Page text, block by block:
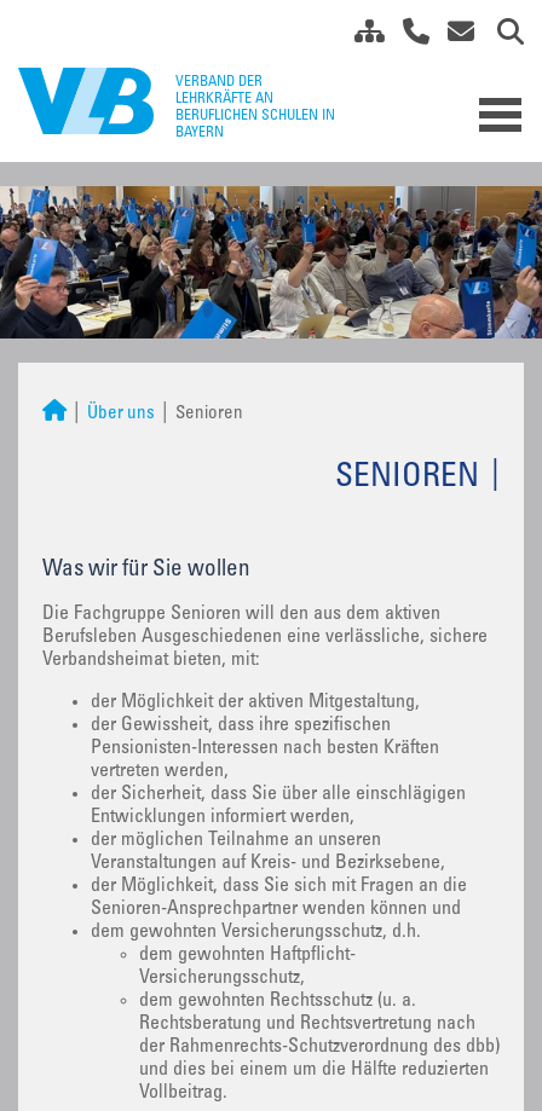
Über uns Senioren
SENIOREN
Was wir für Sie wollen
Die Fachgruppe Senioren will den aus dem aktiven
Berufsleben Ausgeschiedenen eine verlässliche, sichere
Verbandsheimat bieten, mit:
der Möglichkeit der aktiven Mitgestaltung,
der Gewissheit, dass ihre spezifischen
Pensionisten-Interessen nach besten Kräften
vertreten werden,
der Sicherheit, dass Sie über alle einschlägigen
Entwicklungen informiert werden,
der möglichen Teilnahme an unseren
Veranstaltungen auf Kreis- und Bezirksebene,
der Möglichkeit, dass Sie sich mit Fragen an die
Senioren-Ansprechpartner wenden können und
dem gewohnten Versicherungsschutz, d.h.
dem gewohnten Haftpflicht-
Versicherungsschutz,
dem gewohnten Rechtsschutz (u. a.
Rechtsberatung und Rechtsvertretung nach
der Rahmenrechts-Schutzverordnung des dbb)
und dies bei einem um die Hälfte reduzierten
Vollbeitrag.